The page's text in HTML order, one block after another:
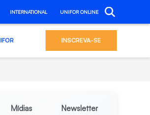
INTERNATIONAL UNIFOR ONLINE
INSCREVA-SE
Mídias Newsletter